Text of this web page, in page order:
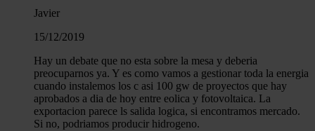
Javier
15/12/2019
Hay un debate que no esta sobre la mesa y deberia
preocuparnos ya. Y es como vamos a gestionar toda la energia
cuando instalemos los c asi 100 gw de proyectos que hay
aprobados a dia de hoy entre eolica y fotovoltaica. La
exportacion parece ls salida logica, si encontramos mercado.
Si no, podriamos producir hidrogeno.